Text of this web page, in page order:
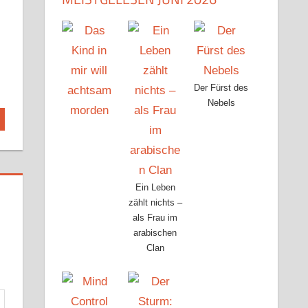
Ein Leben
zählt nichts –
als Frau im
arabischen
Clan
Der Fürst des
Nebels